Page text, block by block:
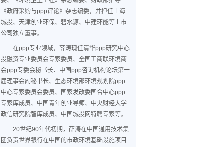
《政府采购与ppp评论》杂志编委，并担任上海
城投、天津创业环保、碧水源、中建环能等上市
公司独立董事。
在ppp专业领域，薛涛现任清华ppp研究中心
投融资专业委员会专家委员、全国工商联环境商
会ppp专委会秘书长、中国ppp咨询机构论坛第一
届理事会副秘书长、生态环境部环境规划院ppp
中心专家委员会委员、国家发改委国合中心ppp
专家库成员、中国青年创业导师、中央财经大学
政信研究院智库成员、中国城投网特聘专家等。
20世纪90年代初期，薛涛在中国通用技术集
团负责世界银行在中国的市政环境基础设施项目